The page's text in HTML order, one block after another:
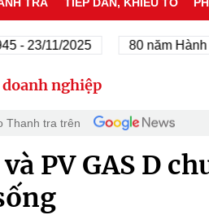
11/2025 80 năm Hành
nghiệp
Thanh tra trên
và PV GAS D